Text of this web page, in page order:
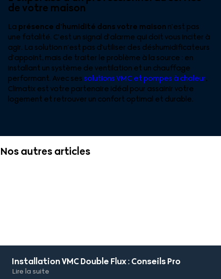
de votre maison
La présence d’humidité dans votre maison n’est pas
une fatalité. C’est un signal d’alarme qui doit vous inciter à
agir. La solution n’est pas d’utiliser des déshumidificateurs
d’appoint, mais de traiter le problème à la source : en
installant un système de ventilation et un chauffage
performant. Avec sessolutions VMC et pompes à chaleur,
Climatix est votre partenaire idéal pour assainir votre
logement et retrouver un confort optimal et durable.
Nos autres articles
Installation VMC Double Flux : Conseils Pro
Lire la suite